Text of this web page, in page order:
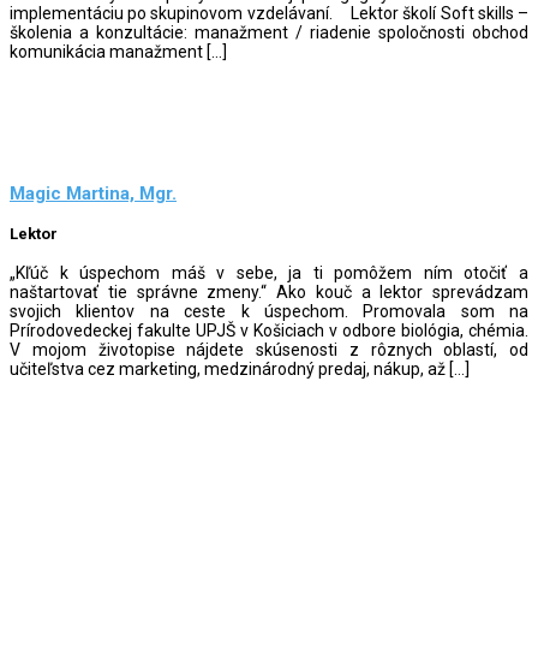
implementáciu po skupinovom vzdelávaní. Lektor školí Soft skills –
školenia a konzultácie: manažment / riadenie spoločnosti obchod
komunikácia manažment […]
Magic Martina, Mgr.
Lektor
„Kľúč k úspechom máš v sebe, ja ti pomôžem ním otočiť a
naštartovať tie správne zmeny.“ Ako kouč a lektor sprevádzam
svojich klientov na ceste k úspechom. Promovala som na
Prírodovedeckej fakulte UPJŠ v Košiciach v odbore biológia, chémia.
V mojom životopise nájdete skúsenosti z rôznych oblastí, od
učiteľstva cez marketing, medzinárodný predaj, nákup, až […]